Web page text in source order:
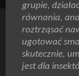
grupie,
równania,
roztrząsać
ugotować
skutecznie,
jest dla